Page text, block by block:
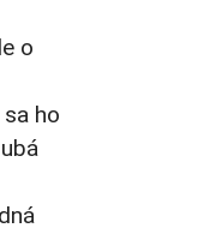
o
ho